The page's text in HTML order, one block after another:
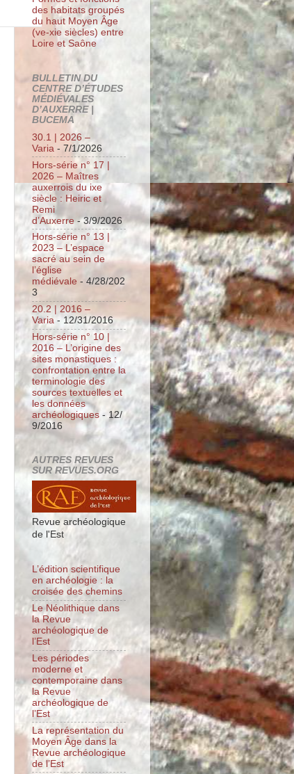
des habitats groupés
du haut Moyen Âge
(ve-xie siècles) entre
Loire et Saône
BULLETIN DU
CENTRE D’ÉTUDES
MÉDIÉVALES
D’AUXERRE |
BUCEMA
30.1 | 2026 –
Varia - 7/1/2026
Hors-série n° 17 |
2026 – Maîtres
auxerrois du ixe
siècle : Heiric et
Remi
d’Auxerre- 3/9/2026
Hors-série n° 13 |
2023 – L’espace
sacré au sein de
l’église
médiévale - 4/28/202
3
20.2 | 2016 –
Varia - 12/31/2016
Hors-série n° 10 |
2016 – L’origine des
sites monastiques :
confrontation entre la
terminologie des
sources textuelles et
les données
archéologiques - 12/
9/2016
AUTRES REVUES
SUR REVUES.ORG
Revue archéologique
de l'Est
L’édition scientifique
en archéologie : la
croisée des chemins
Le Néolithique dans
la Revue
archéologique de
l’Est
Les périodes
moderne et
contemporaine dans
la Revue
archéologique de
l’Est
La représentation du
Moyen Âge dans la
Revue archéologique
de l’Est